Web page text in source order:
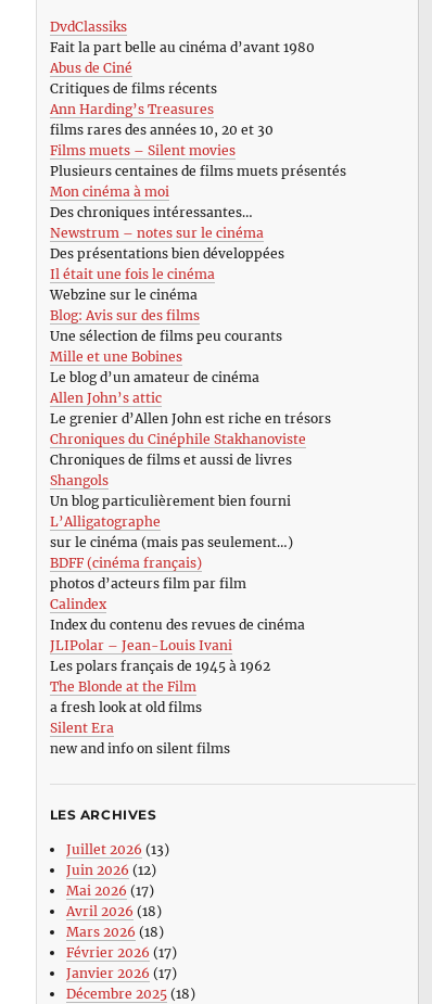
DvdClassiks
Fait la part belle au cinéma d’avant 1980
Abus de Ciné
Critiques de films récents
Ann Harding’s Treasures
films rares des années 10, 20 et 30
Films muets – Silent movies
Plusieurs centaines de films muets présentés
Mon cinéma à moi
Des chroniques intéressantes…
Newstrum – notes sur le cinéma
Des présentations bien développées
Il était une fois le cinéma
Webzine sur le cinéma
Blog: Avis sur des films
Une sélection de films peu courants
Mille et une Bobines
Le blog d’un amateur de cinéma
Allen John’s attic
Le grenier d’Allen John est riche en trésors
Chroniques du Cinéphile Stakhanoviste
Chroniques de films et aussi de livres
Shangols
Un blog particulièrement bien fourni
L’Alligatographe
sur le cinéma (mais pas seulement…)
BDFF (cinéma français)
photos d’acteurs film par film
Calindex
Index du contenu des revues de cinéma
JLIPolar – Jean-Louis Ivani
Les polars français de 1945 à 1962
The Blonde at the Film
a fresh look at old films
Silent Era
new and info on silent films
LES ARCHIVES
Juillet 2026 (13)
Juin 2026 (12)
Mai 2026 (17)
Avril 2026 (18)
Mars 2026 (18)
Février 2026 (17)
Janvier 2026 (17)
Décembre 2025(18)